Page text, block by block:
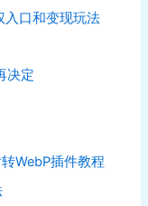
入口和变现玩法
决定
WebP插件教程